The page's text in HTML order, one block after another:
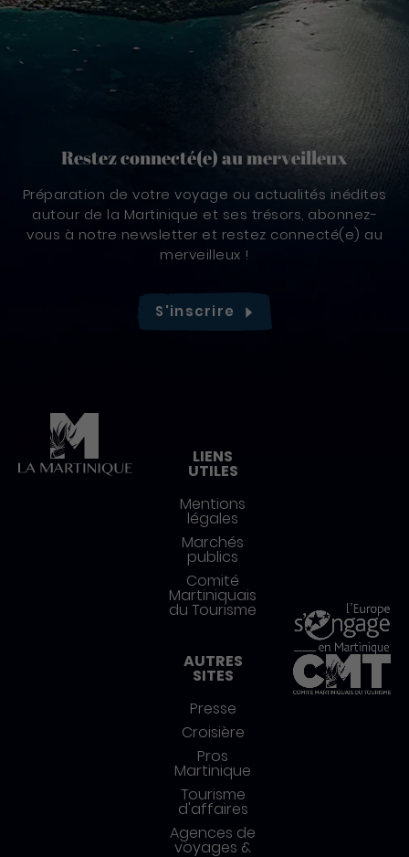
Restez connecté(e) au merveilleux
Préparation de votre voyage ou actualités inédites
autour de la Martinique et ses trésors, abonnez-
vous à notre newsletter et restez connecté(e) au
merveilleux !
S'inscrire
LIENS
UTILES
Mentions
légales
Marchés
publics
Comité
Martiniquais
du Tourisme
AUTRES
SITES
Presse
Croisière
Pros
Martinique
Tourisme
d'affaires
Agences de
voyages &